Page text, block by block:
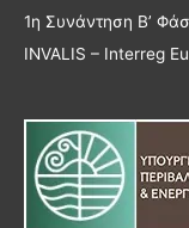
1η Συνάντηση Β’
INVALIS – Interreg